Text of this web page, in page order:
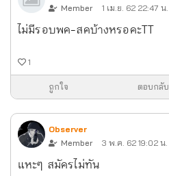
Member
1 เม.ย. 62 22:47 น.
ไม่มีรอบพค-สคบ้างหรอคะTT
1
ถูกใจ ตอบกลับ
Observer
Member
3 พ.ค. 62 19:02 น.
แหะๆ สมัครไม่ทัน